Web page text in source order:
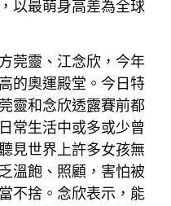
以最萌身高差為全球
莞靈、江念欣，今年
的奧運殿堂。今日特
靈和念欣透露賽前都
常生活中或多或少曾
見世界上許多女孩無
溫飽、照顧，害怕被
不捨。念欣表示，能